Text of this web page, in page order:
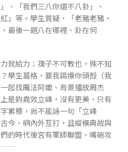
、「我們三八你還不八卦」、
」等。學生質疑，「老豬老豬，
最後一題八在哪裡、卦在何
給力；孺子不可教也，殊不知
學生葛格，要我踢爆你頭殼（我
起找魔法阿嬤、背景播放周杰
是鈞堯效立峰，沒有更美、只有
累積，尚不能詠一句「立峰
今、網內外互打，且縱橫典故與
的時代後宮有軍師聯盟、嘴砲攻
……